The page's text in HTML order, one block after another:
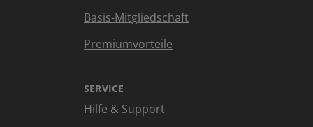
Basis-Mitgliedschaft
Premiumvorteile
SERVICE
Hilfe & Support